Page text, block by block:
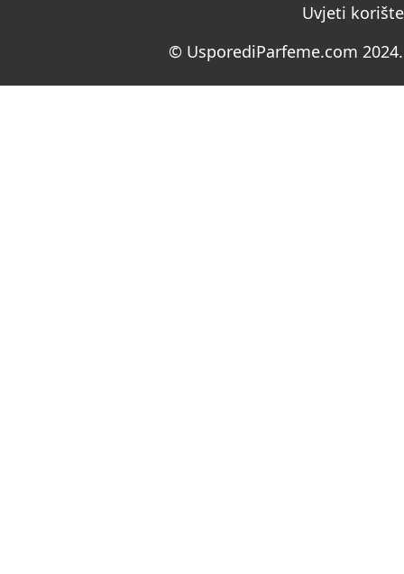
Uvjeti
© UsporediParfeme.com